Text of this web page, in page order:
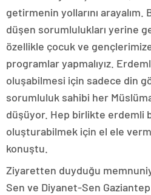
getirmenin yollarını arayalım.
düşen sorumlulukları yerine
özellikle çocuk ve
programlar yapmalıyız.
oluşabilmesi için sadece din
sorumluluk sahibi her
düşüyor. Hep birlikte erdemli
oluşturabilmek için el ele
konuştu.
Ziyaretten duyduğu
Sen ve Diyanet-Sen